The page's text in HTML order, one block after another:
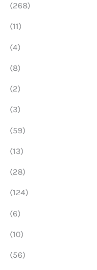
(268)
(11)
(4)
(8)
(2)
(3)
(59)
(13)
(28)
(124)
(6)
(10)
(56)